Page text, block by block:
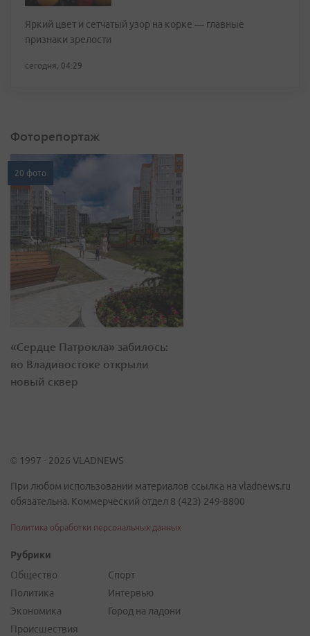
Яркий цвет и сетчатый узор на корке — главные
признаки зрелости
сегодня, 04:29
Фоторепортаж
20 фото
«Сердце Патрокла» забилось:
во Владивостоке открыли
новый сквер
© 1997 - 2026 VLADNEWS
При любом использовании материалов ссылка на vladnews.ru
обязательна. Коммерческий отдел 8 (423) 249-8800
Политика обработки персональных данных
Рубрики
Общество
Политика
Экономика
Происшествия
Спорт
Интервью
Город на ладони